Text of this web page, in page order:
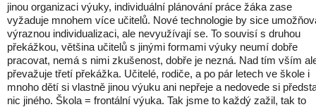
jinou organizaci výuky, individuální plánování práce žáka zase
vyžaduje mnohem více učitelů. Nové technologie by sice
výraznou individualizaci, ale nevyužívají se. To souvisí s druhou
překážkou, většina učitelů s jinými formami výuky neumí dobře
pracovat, nemá s nimi zkušenost, dobře je nezná. Nad tím vším
převažuje třetí překážka. Učitelé, rodiče, a po pár letech ve škole i
mnoho dětí si vlastně jinou výuku ani nepřeje a nedovede si
nic jiného. Škola = frontální výuka. Tak jsme to každý zažil, tak to